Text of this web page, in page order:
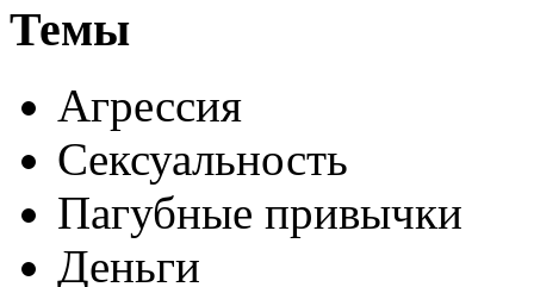
Темы
Агрессия
Сексуальность
Пагубные привычки
Деньги